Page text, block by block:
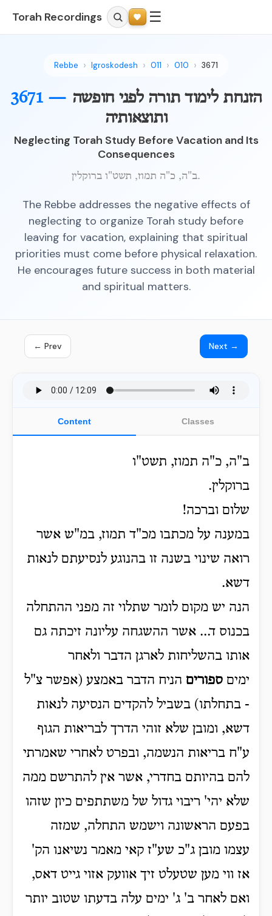
Torah Recordings ☰
Rebbe Igroskodesh 011 010 3671
3671 — הזנחת לימוד תורה לפני חופשה
ותוצאותיה
Neglecting Torah Study Before Vacation and Its
Consequences
ב"ה, כ"ה תמוז, תשט"ו ברוקלין.
The Rebbe addresses the negative effects of
neglecting to organize Torah study before
leaving for vacation, explaining that spiritual
priorities must come before physical relaxation.
He encourages future success in both material
and spiritual matters.
← Prev Next →
Content Classes
ב"ה, כ"ה תמוז, תשט"ו
ברוקלין.
שלום וברכה!
במענה על מכתבו מכ"ד תמוז, במ"ש אשר
רואה שינוי בשנה זו בהנוגע לנסיעתם לנאות
דשא.
הנה יש מקום לומר שתלוי זה מפני ההתחלה
בכנוס ד... אשר ההשגחה עליונה זיכתה גם
אותו בהשליחות לארגן הדבר ולאחר
ימים ספורים הניח הדבר באמצע (אפשר צ"ל
- בתחלתו) בשביל להקדים הנסיעה לנאות
דשא, ומובן שלא זוהי הדרך לבריאות הגוף
ע"ח בריאות הנשמה, ובפרט לאחרי שאמרתי
להם בהיותם בחדרי, אשר אין להתרשם ממה
שלא יהי' ריבוי גדול של משתתפים כיון שזהו
בפעם הראשונה וישמש התחלה, שמזה
עצמו מובן ג"כ שע"ז קאי מאמר נשיאנו הק'
אז ווי מען שטעלט זיך אוועק אזוי גייט דאס,
ואם לאחר ב' ג' ימים עלה בדעתו שטוב יותר